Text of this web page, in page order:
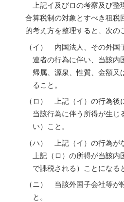
上記イ及びロの考察及び整
合算税制の対象とすべき租税
的考え方を整理すると、次の
（イ） 内国法人、その外国
連者の行為に伴い、当該内
帰属、源泉、性質、金額又
ること。
（ロ） 上記（イ）の行為後
当該行為に伴う所得が生じ
い）こと。
（ハ） 上記（イ）の行為が
上記（ロ）の所得が当該
で課税される）ことになる
（ニ） 当該外国子会社等が
と。